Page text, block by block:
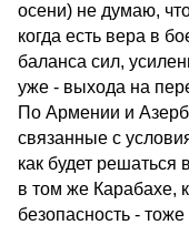
осени) не думаю,
когда есть вера в
баланса сил,
уже - выхода на
По Армении и
связанные с
как будет решаться
в том же Карабахе,
безопасность -